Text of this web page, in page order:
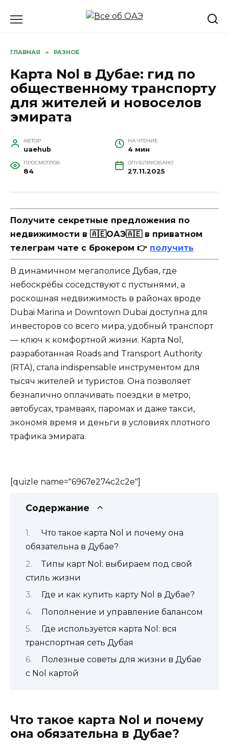
ГЛАВНАЯ » РАЗНОЕ
Карта Nol в Дубае: гид по
общественному транспорту
для жителей и новоселов
эмирата
АВТОР
uaehub
НА ЧТЕНИЕ
4 мин
ПРОСМОТРОВ
84
ОПУБЛИКОВАНО
27.11.2025
Получите секретные предложения по
недвижимости в 🇦🇪ОАЭ🇦🇪 в приватном
телеграм чате с брокером 👉 получить
В динамичном мегаполисе Дубая, где
небоскрёбы соседствуют с пустынями, а
роскошная недвижимость в районах вроде
Dubai Marina и Downtown Dubai доступна для
инвесторов со всего мира, удобный транспорт
— ключ к комфортной жизни. Карта Nol,
разработанная Roads and Transport Authority
(RTA), стала indispensable инструментом для
тысяч жителей и туристов. Она позволяет
безналично оплачивать поездки в метро,
автобусах, трамваях, паромах и даже такси,
экономя время и деньги в условиях плотного
трафика эмирата.
[quizle name="6967e274c2c2e"]
Содержание
Что такое карта Nol и почему она
обязательна в Дубае?
Типы карт Nol: выбираем под свой
стиль жизни
Где и как купить карту Nol в Дубае?
Пополнение и управление балансом
Где используется карта Nol: вся
транспортная сеть Дубая
Полезные советы для жизни в Дубае
с Nol картой
Что такое карта Nol и почему
она обязательна в Дубае?